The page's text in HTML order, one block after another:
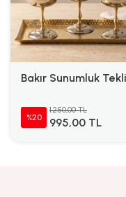
Bakır Sunumluk Tekli
%20
1.250,00 TL
995,00 TL